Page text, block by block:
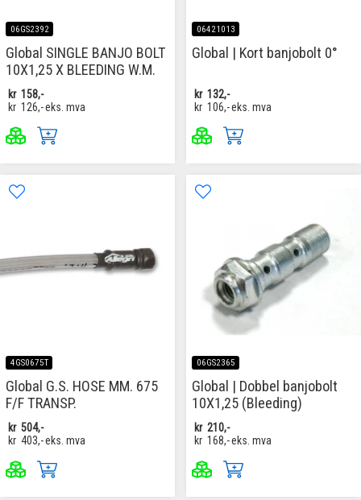
06GS2392
Global SINGLE BANJO BOLT
10X1,25 X BLEEDING W.M.
kr 158,-
kr 126,-eks. mva
06421013
Global | Kort banjobolt 0°
kr 132,-
kr 106,-eks. mva
4GS0675T
Global G.S. HOSE MM. 675
F/F TRANSP.
kr 504,-
kr 403,-eks. mva
06GS2365
Global | Dobbel banjobolt
10X1,25 (Bleeding)
kr 210,-
kr 168,-eks. mva